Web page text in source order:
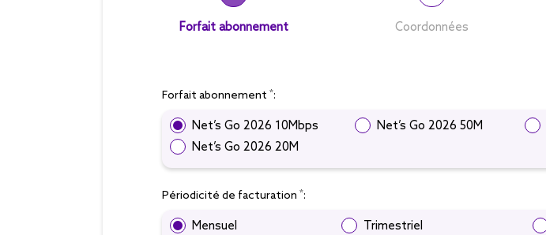
Forfait abonnement Coordonnées
Forfait abonnement *:
Net’s Go 2026 10Mbps Net’s Go 2026 50M
Net’s Go 2026 20M
Périodicité de facturation *:
Mensuel Trimestriel